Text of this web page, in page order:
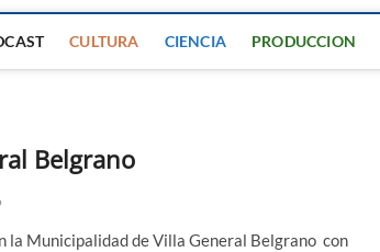
CULTURA CIENCIA PRODUCCION
Belgrano
la Municipalidad de Villa General Belgrano con